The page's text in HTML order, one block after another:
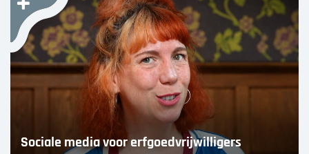
Kennisbank
Persoonlijk advies
Nieuws
Agenda
Over ons
Sociale media voor erfgoedvrijwilligers